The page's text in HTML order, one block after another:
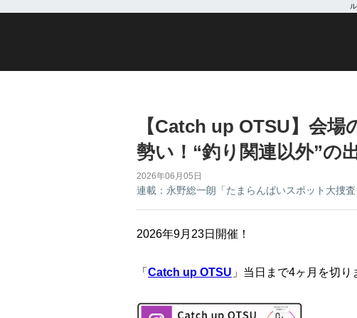
【Catch up OTSU】会
勢い！“釣り関連以外”の
2026年06月05日
連載：永野総一朗「たまらんばいスポット大捜査
2026年9月23日開催！
「 Catch up OTSU 」当日まで4ヶ月を切り